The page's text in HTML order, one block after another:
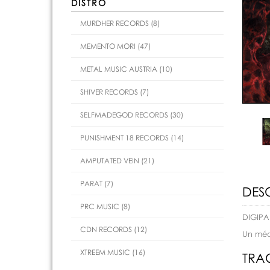
Un
DISTRO
MURDHER RECORDS (8)
MEMENTO MORI (47)
METAL MUSIC AUSTRIA (10)
SHIVER RECORDS (7)
SELFMADEGOD RECORDS (30)
PUNISHMENT 18 RECORDS (14)
AMPUTATED VEIN (21)
PARAT (7)
PRC MUSIC (8)
CDN RECORDS (12)
XTREEM MUSIC (16)